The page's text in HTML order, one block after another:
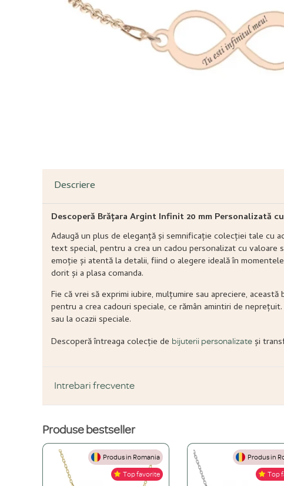
Descriere
Descoperă Brățara Argint Infinit 20 mm Personalizată
Adaugă un plus de eleganță și semnificație colecției tale cu
text special, pentru a crea un cadou personalizat cu
emoție și atentă la detalii, fiind o alegere ideală în
dorit și a plasa comanda.
Fie că vrei să exprimi iubire, mulțumire sau apreciere,
pentru a crea cadouri speciale, ce rămân amintiri de
sau la ocazii speciale.
Descoperă întreaga colecție de bijuterii personalizate și
Intrebari frecvente
DESPRE PRODUS ȘI MATERIALE
Din ce materiale sunt fabricate bijuteriile voastre?
Produse bestseller
Produs in Romania
Top favorite
Produs in
Top